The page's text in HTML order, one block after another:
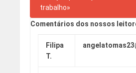
Comentários dos nossos
Filipa
T.